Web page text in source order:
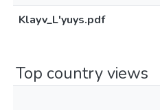
Klayv_L'yuys.pdf
Top country views